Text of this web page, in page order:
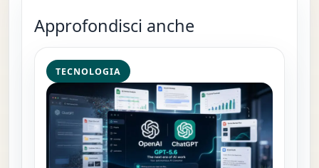
Approfondisci anche
TECNOLOGIA